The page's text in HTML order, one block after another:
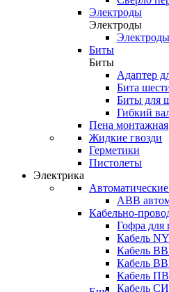
Электроды
Электроды
Электроды
Биты
Биты
Адаптер
Бита
Биты для
Гибкий
Пена монтажная
Жидкие гвозди
Герметики
Пистолеты
Электрика
ABB
Кабельно-
Гофра для
Кабель
Кабель
Кабель
Кабель
Кабель